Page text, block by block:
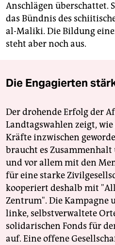
Anschlägen überschattet.
das Bündnis des
al-Maliki. Die Bildung
steht aber noch aus.
Die Engagierten
Der drohende Erfolg der
Landtagswahlen zeigt,
Kräfte inzwischen
braucht es
und vor allem mit den
für eine starke
kooperiert deshalb mit
Zentrum". Die Kampagne
linke, selbstverwaltete
solidarischen Fonds für
auf. Eine offene